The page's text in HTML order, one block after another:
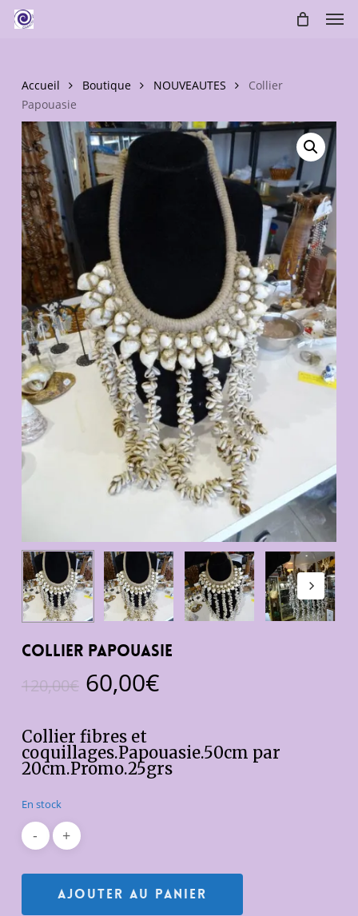
main
Accueil Boutique NOUVEAUTES
Collier
Papouasie
Collier Papouasie
120,00€ Le
prix
initial
était :
120,00€.
60,00€Le
est :
60,00€.
Collier fibres et
coquillages.Papouasie.50cm par
20cm.Promo.25grs
En stock
Ajouter Au Panier